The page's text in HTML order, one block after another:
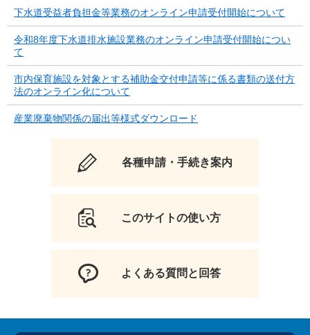
下水道受益者負担金等業務のオンライン申請受付開始について
令和8年度下水道排水施設業務のオンライン申請受付開始につい
て
市内保育施設を対象とする補助金交付申請等に係る書類の送付方
法のオンライン化について
産業廃棄物関係の届出等様式ダウンロード
各種申請・手続き案内
このサイトの使い方
よくある質問と回答